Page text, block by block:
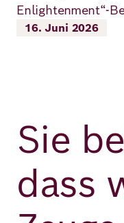
Deutsch
Enlightenment“-
16. Juni 2026
Sie
dass